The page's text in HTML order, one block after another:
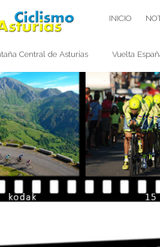
EN ASTURIAS INICIO
Central de Asturias Vuelta